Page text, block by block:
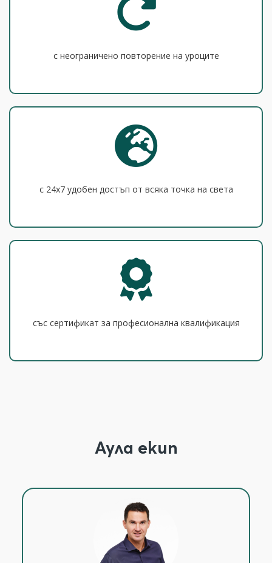
с неограничено повторение на уроците
с 24x7 удобен достъп от всяка точка на света
със сертификат за професионална квалификация
Аула екип